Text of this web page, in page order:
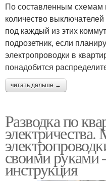
По составленным схемам
количество выключателей
под каждый из этих
подрозетник, если
электропроводки в
понадобится
читать дальше →
Разводка по
своими
инструкция